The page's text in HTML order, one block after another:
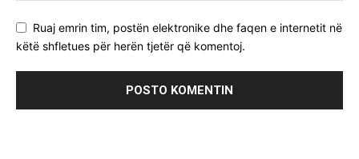
Ruaj emrin tim, postën elektronike dhe faqen e internetit në
këtë shfletues për herën tjetër që komentoj.